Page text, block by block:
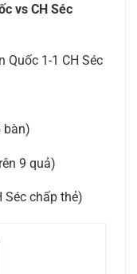
vs CH Séc
Quốc 1-1 CH Séc
bàn)
9 quả)
Séc chấp thẻ)